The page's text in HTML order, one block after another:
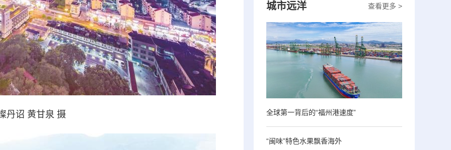
丹诏 黄甘泉 摄
查看更多 >
城市远洋
全球第一背后的“福州港速度”
“闽味”特色水果飘香海外